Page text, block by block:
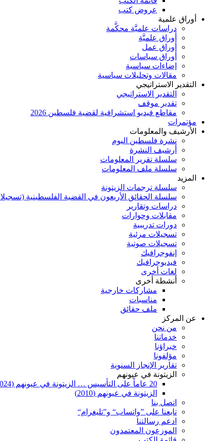
عروض كتب
أوراق علمية
دراسات علميَّة محكَّمة
أوراق علميَّة
أوراق عمل
أوراق سياسات
إضاءات سياسية
مقالات وتحليلات سياسية
التقدير الاستراتيجي
التقدير الاستراتيجي
تقدير موقف
مقاطع فيديو استشرافية لقضية فلسطين 2026
مؤتمرات
الأرشيف والمعلومات
نشرة فلسطين اليوم
أرشيف النشرة
سلسلة تقرير المعلومات
سلسلة ملف المعلومات
المزيد
سلسلة ترجمات الزيتونة
سلسلة الحقائق الأربعون في القضية الفلسطينية
دراسات وتقارير
مقابلات وحوارات
دورات تدريبية
تسجيلات مرئية
تسجيلات صوتية
إنفوجرافيك
فيديوجرافيك
لغات أخرى
أنشطة أخرى
مشاركات خارجية
مناسبات
ملف حقائق
عن المركز
من نحن
خدماتنا
خبراؤنا
مؤلفونا
تقارير الإنجاز السنوية
الزيتونة في عيونهم
20 عاماً على التأسيس … الزيتونة في عيونهم (2024)
الزيتونة في عيونهم (2010)
اتصل بنا
تابعنا على ”واتساب“ و”تليغرام“
ادعم رسالتنا
الموزعون المعتمدون